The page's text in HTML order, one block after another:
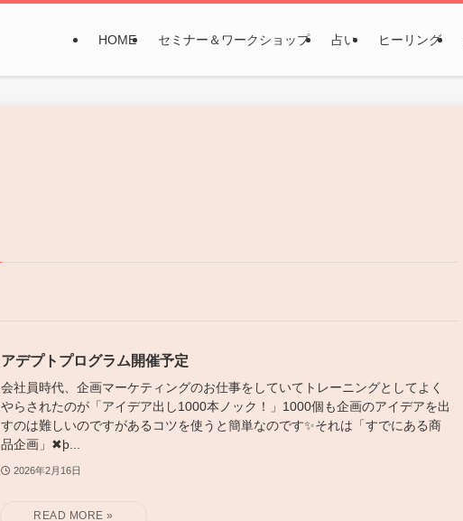
HOME セミナー＆ワークショップ 占い ヒーリング
アデプトプログラム開催予定
会社員時代、企画マーケティングのお仕事をしていてトレーニングとしてよく
やらされたのが「アイデア出し1000本ノック！」1000個も企画のアイデアを出
すのは難しいのですがあるコツを使うと簡単なのです✨それは「すでにある商
品企画」✖þ...
2026年2月16日